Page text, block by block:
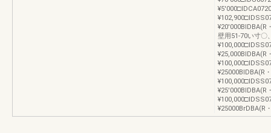
¥20′000BIDBA(R
壁用51-70い寸
¥25,000BIDBA(R
¥25000BIDBA(R
¥25000BrDBA(R